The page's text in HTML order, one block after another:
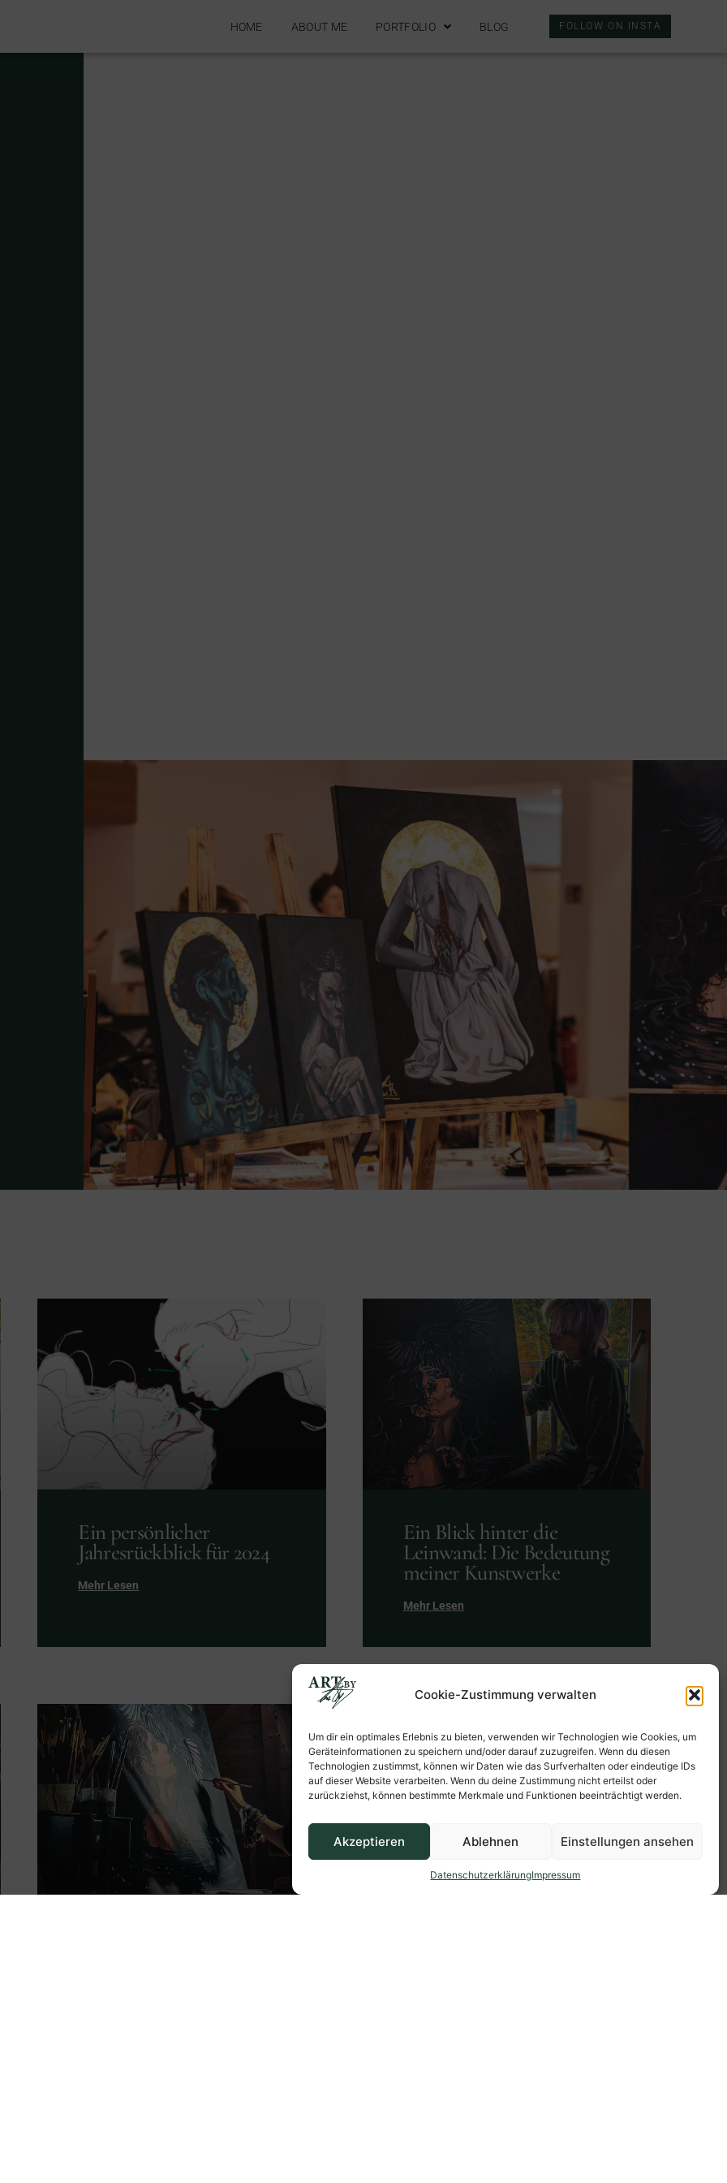
Cookie-Zustimmung verwalten
Um dir ein optimales Erlebnis zu bieten, verwenden wir Technologien wie Cookies, um
Geräteinformationen zu speichern und/oder darauf zuzugreifen. Wenn du diesen
Technologien zustimmst, können wir Daten wie das Surfverhalten oder eindeutige IDs
auf dieser Website verarbeiten. Wenn du deine Zustimmung nicht erteilst oder
zurückziehst, können bestimmte Merkmale und Funktionen beeinträchtigt werden.
Akzeptieren Ablehnen Einstellungen ansehen
DatenschutzerklärungImpressum
HOME ABOUT ME PORTFOLIO BLOG FOLLOW ON INSTA
Ein persönlicher
Jahresrückblick für 2024
Mehr Lesen
Ein Blick hinter die
Leinwand: Die Bedeutung
meiner Kunstwerke
Mehr Lesen